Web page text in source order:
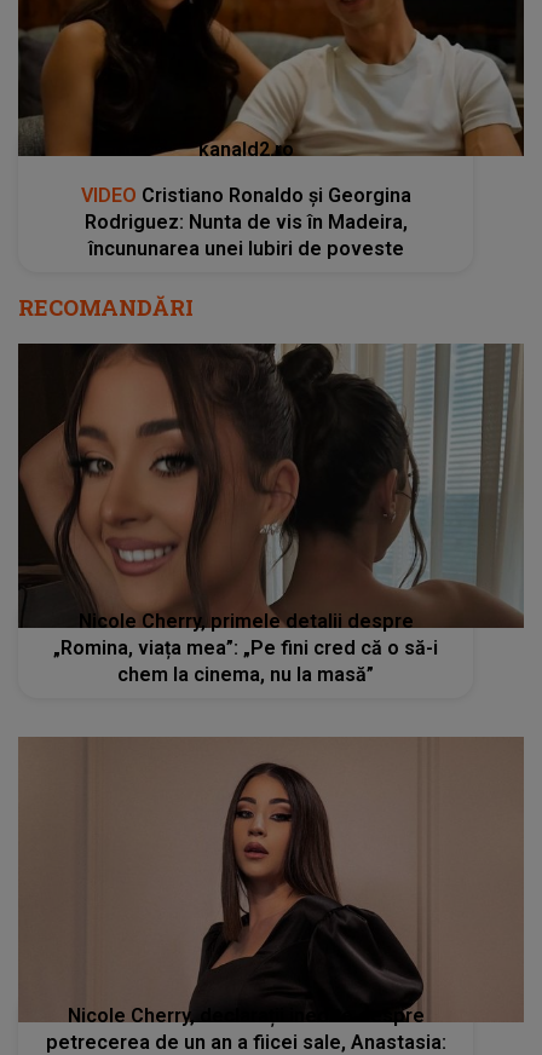
kanald2.ro
VIDEO Cristiano Ronaldo și Georgina
Rodriguez: Nunta de vis în Madeira,
încununarea unei Iubiri de poveste
RECOMANDĂRI
Nicole Cherry, primele detalii despre
„Romina, viața mea”: „Pe fini cred că o să-i
chem la cinema, nu la masă”
Nicole Cherry, declarații inedite despre
petrecerea de un an a fiicei sale, Anastasia: